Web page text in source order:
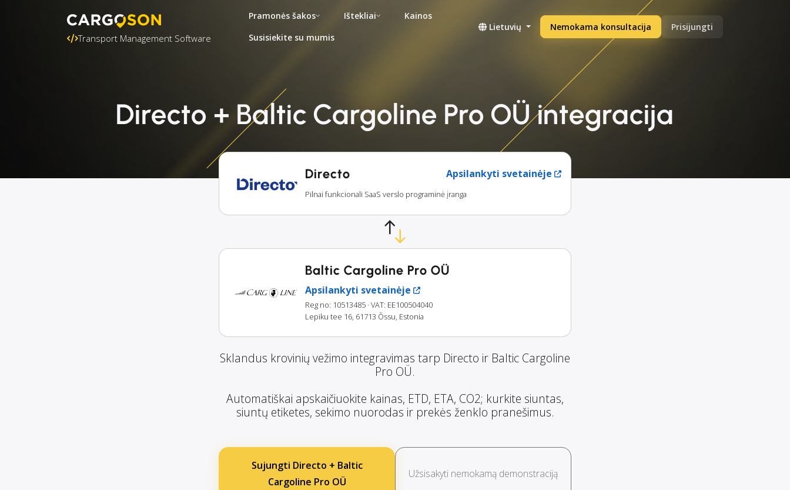
Transport Management Software
Pramonės šakos Ištekliai
Kainos
Susisiekite su mumis
Lietuvių Nemokama konsultacija Prisijungti
Directo + Baltic Cargoline Pro OÜ integracija
Directo Apsilankyti svetainėje
Pilnai funkcionali SaaS verslo programinė įranga
Baltic Cargoline Pro OÜ
Apsilankyti svetainėje
Reg no: 10513485 · VAT: EE100504040
Lepiku tee 16, 61713 Õssu, Estonia
Sklandus krovinių vežimo integravimas tarp Directo ir Baltic Cargoline
Pro OÜ.
Automatiškai apskaičiuokite kainas, ETD, ETA, CO2; kurkite siuntas,
siuntų etiketes, sekimo nuorodas ir prekės ženklo pranešimus.
Sujungti Directo + Baltic
Cargoline Pro OÜ
Užsisakyti nemokamą demonstraciją